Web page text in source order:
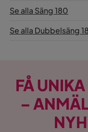
Se alla Säng 180
Se alla Dubbelsäng
FÅ
–